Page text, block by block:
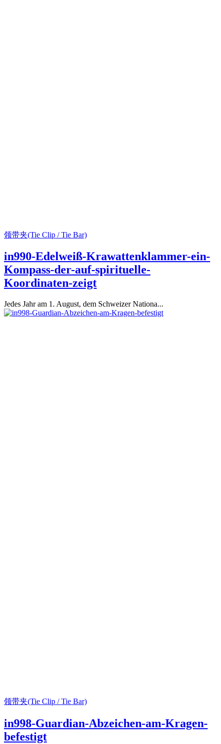
领带夹(Tie Clip / Tie Bar)
in990-Edelweiß-Krawattenklammer-ein-
Kompass-der-auf-spirituelle-
Koordinaten-zeigt
Jedes Jahr am 1. August, dem Schweizer Nationa...
领带夹(Tie Clip / Tie Bar)
in998-Guardian-Abzeichen-am-Kragen-
befestigt